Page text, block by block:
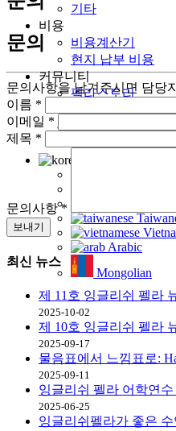
기타
비용
비용계산기
현지 납부 비용
커뮤니티
펠라스토리
연수후기
사진
이벤트
Arabic
Mongolian
문의
문의사항을 남겨주시면 담당
이름 *
이메일 *
제목 *
문의사항*
최신 뉴스
제 11호 잉글리쉬 펠라
2025-10-02
제 10호 잉글리쉬 펠라
2025-09-17
물음표에서 느낌표로:
2025-09-11
잉글리쉬 펠라 어학연
2025-06-25
잉글리쉬펠라가 좋은